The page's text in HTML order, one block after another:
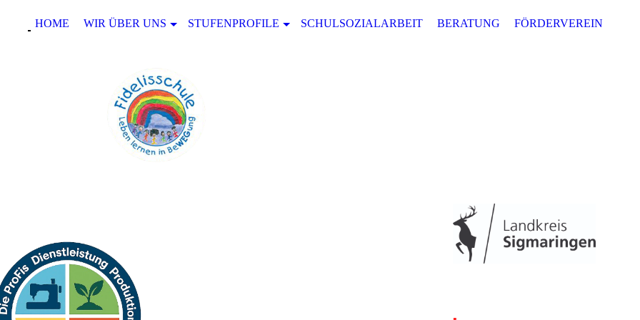
HOME WIR ÜBER UNS STUFENPROFILE SCHULSOZIALARBEIT BERATUNG FÖRDERVEREIN